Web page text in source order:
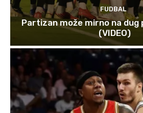
FUDBAL
Partizan može mirno na dug
(VIDEO)